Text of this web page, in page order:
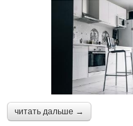
читать дальше →